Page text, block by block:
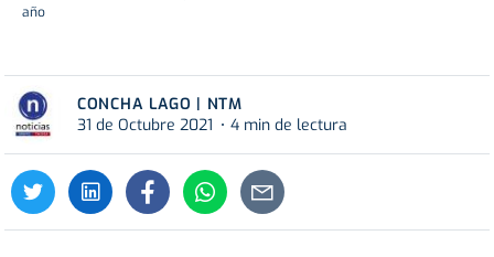
año
CONCHA LAGO | NTM
31 de Octubre 2021
4 min de lectura